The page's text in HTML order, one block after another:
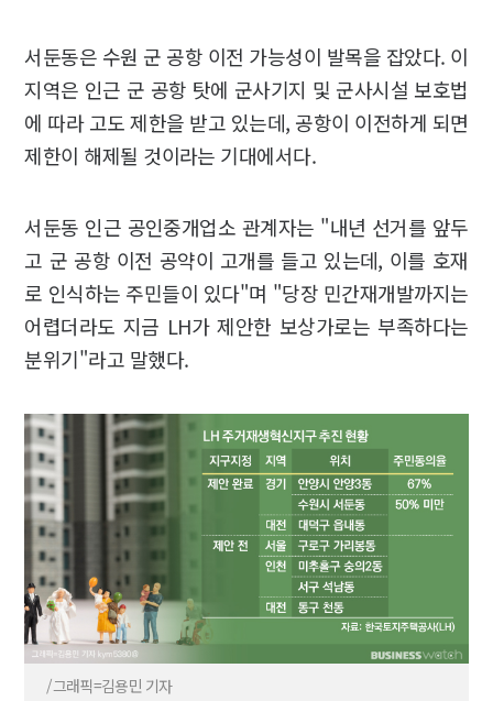
서둔동은 수원 군 공항 이전 가능성이 발목을 잡았다. 이
지역은 인근 군 공항 탓에 군사기지 및 군사시설 보호법
에 따라 고도 제한을 받고 있는데, 공항이 이전하게 되면
제한이 해제될 것이라는 기대에서다.
서둔동 인근 공인중개업소 관계자는 "내년 선거를 앞두
고 군 공항 이전 공약이 고개를 들고 있는데, 이를 호재
로 인식하는 주민들이 있다"며 "당장 민간재개발까지는
어렵더라도 지금 LH가 제안한 보상가로는 부족하다는
분위기"라고 말했다.
/그래픽=김용민 기자